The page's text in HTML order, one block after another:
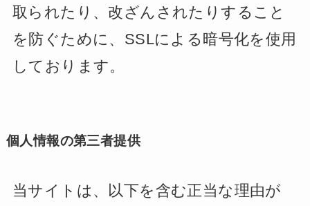
取られたり、改ざんされたりすること
を防ぐために、SSLによる暗号化を使用
しております。
個人情報の第三者提供
当サイトは、以下を含む正当な理由が